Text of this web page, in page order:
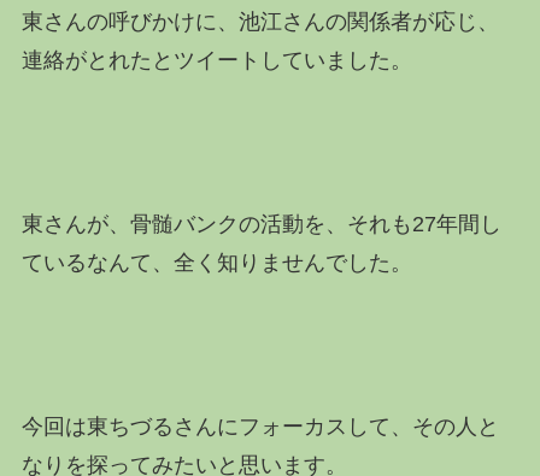
東さんの呼びかけに、池江さんの関係者が応じ、
連絡がとれたとツイートしていました。
東さんが、骨髄バンクの活動を、それも27年間し
ているなんて、全く知りませんでした。
今回は東ちづるさんにフォーカスして、その人と
なりを探ってみたいと思います。